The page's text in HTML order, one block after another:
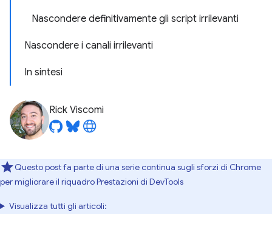
Nascondere definitivamente gli script irrilevanti
Nascondere i canali irrilevanti
In sintesi
Rick Viscomi
Questo post fa parte di una serie continua sugli sforzi di Chrome
per migliorare il riquadro Prestazioni di DevTools
Visualizza tutti gli articoli: